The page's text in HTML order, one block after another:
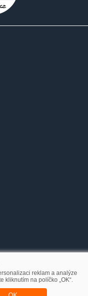
reklam a analýze
kliknutím na políčko „OK“.
s.r.o.